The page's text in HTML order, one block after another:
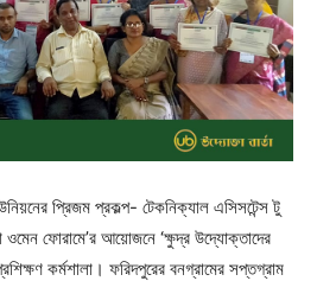
প্রিজম প্রকল্প- টেকনিক্যাল এসিসটেন্স টু
ফোরামে’র আয়োজনে ‘ক্ষুদ্র উদ্যোক্তাদের
কর্মশালা। ফরিদপুরের বনগ্রামের সপ্তগ্রাম